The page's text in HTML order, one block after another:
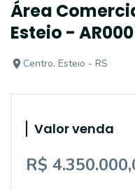
Área
Esteio -
Centro, Esteio - RS
Valor venda
R$